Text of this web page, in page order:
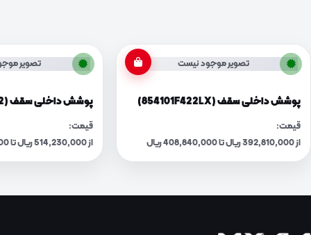
تصویر موجود نیست
پوشش داخلی سقف (854101F422LX)
قیمت:
از 392,810,000 ریال تا 408,840,000 ریال
تصویر
پوشش داخلی سقف (854101F722)
قیمت:
از 514,230,000 ریال تا 535,220,000 ریال